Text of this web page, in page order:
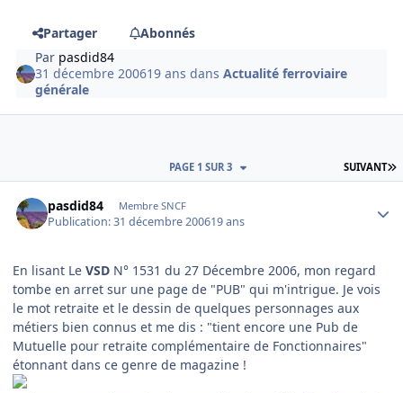
Partager
Abonnés
Par pasdid84
31 décembre 200619 ans dansActualité ferroviaire
générale
SUIVANT
PAGE 1 SUR 3
pasdid84 Membre SNCF
Publication:31 décembre 200619 ans
En lisant Le VSD N° 1531 du 27 Décembre 2006, mon regard
tombe en arret sur une page de "PUB" qui m'intrigue. Je vois
le mot retraite et le dessin de quelques personnages aux
métiers bien connus et me dis : "tient encore une Pub de
Mutuelle pour retraite complémentaire de Fonctionnaires"
étonnant dans ce genre de magazine !